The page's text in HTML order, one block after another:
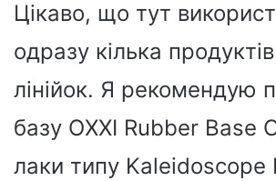
Цікаво, що тут
одразу кілька продуктів
лінійок. Я рекомендую
базу OXXI Rubber Base
лаки типу Kaleidoscope